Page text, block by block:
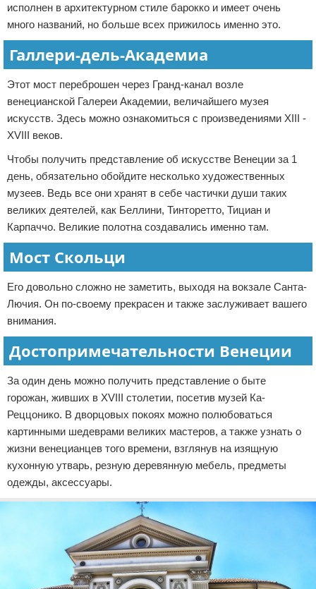
исполнен в архитектурном стиле барокко и имеет очень
много названий, но больше всех прижилось именно это.
Галлери-дель-Академиа
Этот мост переброшен через Гранд-канал возле
венецианской Галереи Академии, величайшего музея
искусств. Здесь можно ознакомиться с произведениями XIII -
XVIII веков.
Чтобы получить представление об искусстве Венеции за 1
день, обязательно обойдите несколько художественных
музеев. Ведь все они хранят в себе частички души таких
великих деятелей, как Беллини, Тинторетто, Тициан и
Карпаччо. Великие полотна создавались именно там.
Мост Скольци
Его довольно сложно не заметить, выходя на вокзале Санта-
Лючия. Он по-своему прекрасен и также заслуживает вашего
внимания.
Достопримечательности Венеции
За один день можно получить представление о быте
горожан, живших в XVIII столетии, посетив музей Ка-
Реццонико. В дворцовых покоях можно полюбоваться
картинными шедеврами великих мастеров, а также узнать о
жизни венецианцев того времени, взглянув на изящную
кухонную утварь, резную деревянную мебель, предметы
одежды, аксессуары.